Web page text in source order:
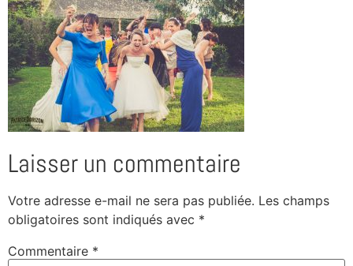
Laisser un commentaire
Votre adresse e-mail ne sera pas publiée. Les champs
obligatoires sont indiqués avec *
Commentaire *